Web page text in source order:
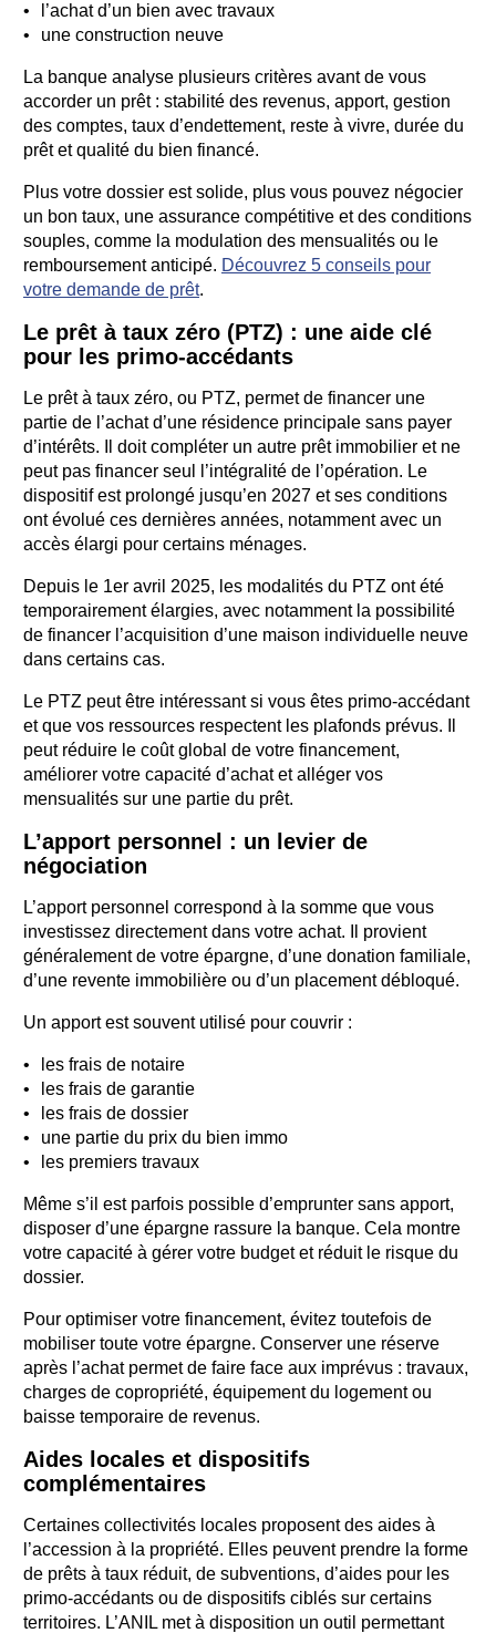
l’achat d’un bien avec travaux
une construction neuve
La banque analyse plusieurs critères avant de vous
accorder un prêt : stabilité des revenus, apport, gestion
des comptes, taux d’endettement, reste à vivre, durée du
prêt et qualité du bien financé.
Plus votre dossier est solide, plus vous pouvez négocier
un bon taux, une assurance compétitive et des conditions
souples, comme la modulation des mensualités ou le
remboursement anticipé. Découvrez 5 conseils pour
votre demande de prêt.
Le prêt à taux zéro (PTZ) : une aide clé
pour les primo-accédants
Le prêt à taux zéro, ou PTZ, permet de financer une
partie de l’achat d’une résidence principale sans payer
d’intérêts. Il doit compléter un autre prêt immobilier et ne
peut pas financer seul l’intégralité de l’opération. Le
dispositif est prolongé jusqu’en 2027 et ses conditions
ont évolué ces dernières années, notamment avec un
accès élargi pour certains ménages.
Depuis le 1er avril 2025, les modalités du PTZ ont été
temporairement élargies, avec notamment la possibilité
de financer l’acquisition d’une maison individuelle neuve
dans certains cas.
Le PTZ peut être intéressant si vous êtes primo-accédant
et que vos ressources respectent les plafonds prévus. Il
peut réduire le coût global de votre financement,
améliorer votre capacité d’achat et alléger vos
mensualités sur une partie du prêt.
L’apport personnel : un levier de
négociation
L’apport personnel correspond à la somme que vous
investissez directement dans votre achat. Il provient
généralement de votre épargne, d’une donation familiale,
d’une revente immobilière ou d’un placement débloqué.
Un apport est souvent utilisé pour couvrir :
les frais de notaire
les frais de garantie
les frais de dossier
une partie du prix du bien immo
les premiers travaux
Même s’il est parfois possible d’emprunter sans apport,
disposer d’une épargne rassure la banque. Cela montre
votre capacité à gérer votre budget et réduit le risque du
dossier.
Pour optimiser votre financement, évitez toutefois de
mobiliser toute votre épargne. Conserver une réserve
après l’achat permet de faire face aux imprévus : travaux,
charges de copropriété, équipement du logement ou
baisse temporaire de revenus.
Aides locales et dispositifs
complémentaires
Certaines collectivités locales proposent des aides à
l’accession à la propriété. Elles peuvent prendre la forme
de prêts à taux réduit, de subventions, d’aides pour les
primo-accédants ou de dispositifs ciblés sur certains
territoires. L’ANIL met à disposition un outil permettant